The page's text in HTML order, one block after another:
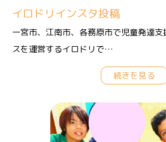
イロドリインスタ投稿
一宮市、江南市、各務原市で児童発達
スを運営するイロドリで…
続きを見る